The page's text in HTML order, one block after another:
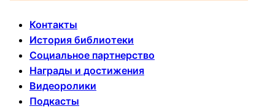
Контакты
История библиотеки
Социальное партнерство
Награды и достижения
Видеоролики
Подкасты